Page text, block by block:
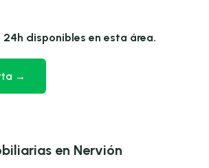
disponibles en esta área.
→
en Nervión